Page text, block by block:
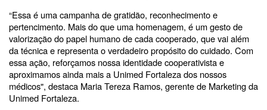
“Essa é uma campanha de gratidão, reconhecimento e
pertencimento. Mais do que uma homenagem, é um gesto de
valorização do papel humano de cada cooperado, que vai além
da técnica e representa o verdadeiro propósito do cuidado. Com
essa ação, reforçamos nossa identidade cooperativista e
aproximamos ainda mais a Unimed Fortaleza dos nossos
médicos", destaca Maria Tereza Ramos, gerente de Marketing da
Unimed Fortaleza.